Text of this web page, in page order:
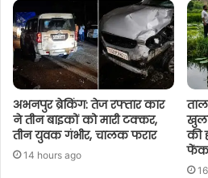
अभनपुर ब्रेकिंग: तेज रफ्तार कार
ने तीन बाइकों को मारी टक्कर,
तीन युवक गंभीर, चालक फरार
14 hours ago
की